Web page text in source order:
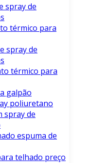
spray de
térmico para
spray de
térmico para
galpão
poliuretano
spray de
espuma de
telhado preço